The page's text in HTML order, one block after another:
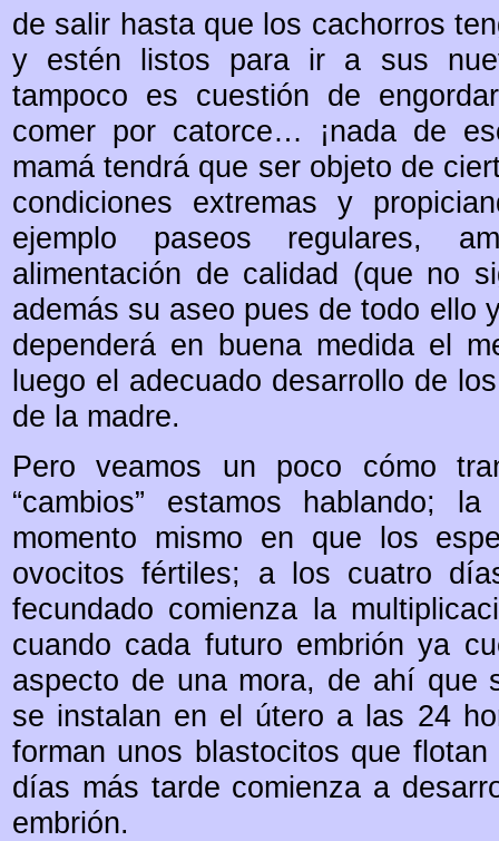
de salir hasta que los cachorros
y estén listos para ir a sus
tampoco es cuestión de
comer por catorce… ¡nada de
mamá tendrá que ser objeto de
condiciones extremas y
ejemplo paseos regulares,
alimentación de calidad (que no
además su aseo pues de todo ello
dependerá en buena medida el
luego el adecuado desarrollo de
de la madre.
Pero veamos un poco cómo
“cambios” estamos hablando;
momento mismo en que los
ovocitos fértiles; a los cuatro
fecundado comienza la
cuando cada futuro embrión ya
aspecto de una mora, de ahí que
se instalan en el útero a las 24
forman unos blastocitos que
días más tarde comienza a
embrión.